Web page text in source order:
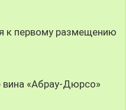
к первому размещению
«Абрау-Дюрсо»